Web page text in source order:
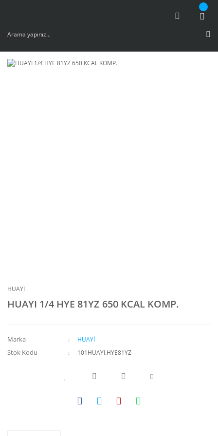
HUAYİ
HUAYI 1/4 HYE 81YZ 650 KCAL KOMP.
Marka HUAYİ
Stok Kodu 101HUAYI.HYE81YZ